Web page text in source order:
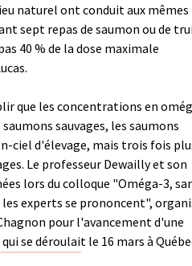
naturel ont conduit aux mêmes
sept repas de saumon ou de
40 % de la dose maximale
que les concentrations en
sauvages, les saumons
ciel d'élevage, mais trois fois
Le professeur Dewailly et son
lors du colloque "Oméga-3,
experts se prononcent",
pour l'avancement d'une
se déroulait le 16 mars à